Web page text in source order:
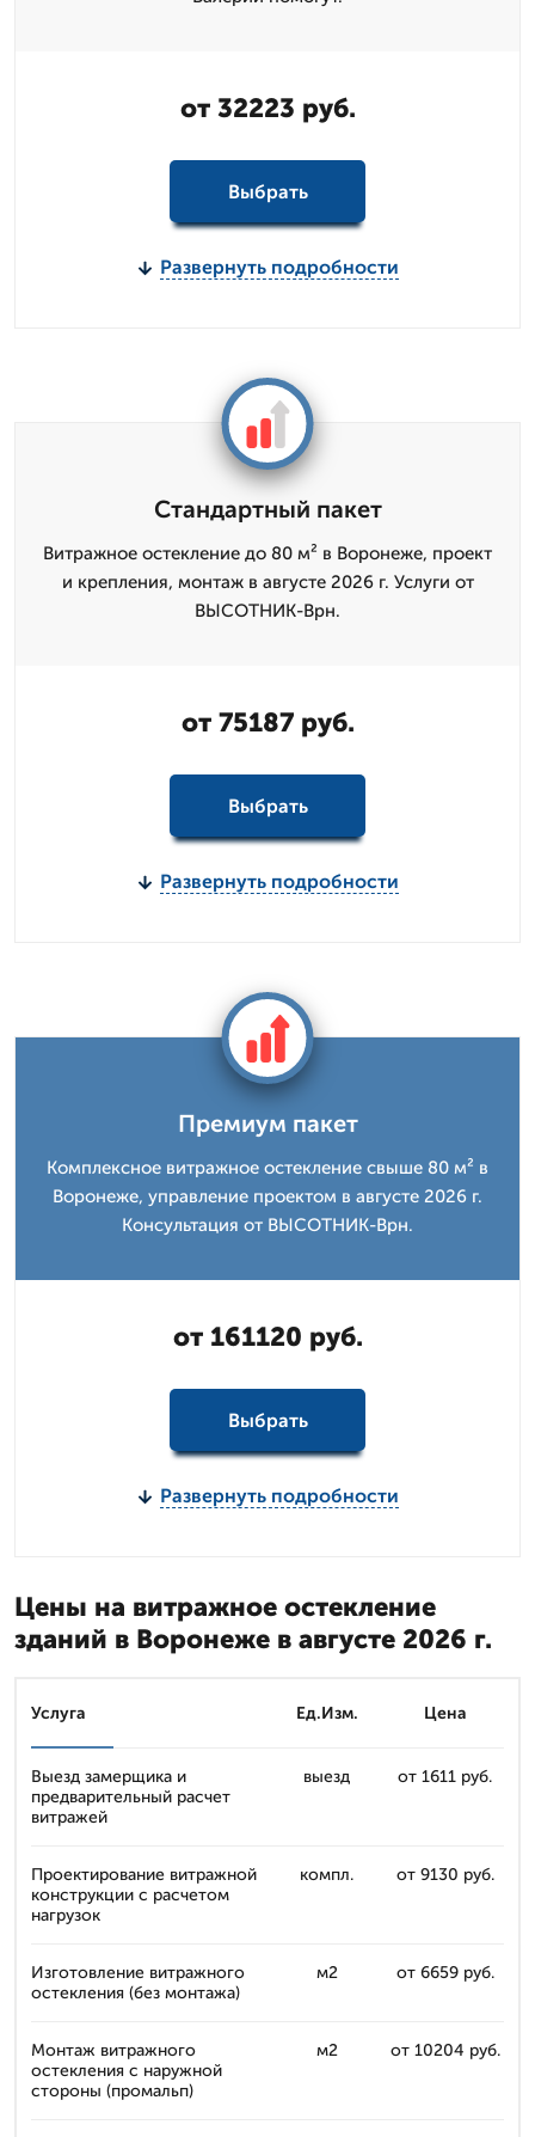
от 32223 руб.
Выбрать
Развернуть подробности
Стандартный пакет
Витражное остекление до 80 м² в Воронеже, проект
и крепления, монтаж в августе 2026 г. Услуги от
ВЫСОТНИК-Врн.
от 75187 руб.
Выбрать
Развернуть подробности
Премиум пакет
Комплексное витражное остекление свыше 80 м² в
Воронеже, управление проектом в августе 2026 г.
Консультация от ВЫСОТНИК-Врн.
от 161120 руб.
Выбрать
Развернуть подробности
Цены на витражное остекление
зданий в Воронеже в августе 2026 г.
Услуга Ед.Изм. Цена
Выезд замерщика и
предварительный расчет
витражей
выезд от 1611 руб.
Проектирование витражной
конструкции с расчетом
нагрузок
компл. от 9130 руб.
Изготовление витражного
остекления (без монтажа)
м2 от 6659 руб.
Монтаж витражного
остекления с наружной
стороны (промальп)
м2 от 10204 руб.